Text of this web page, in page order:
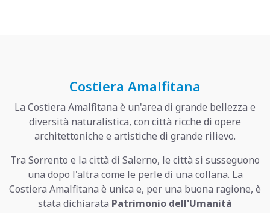
Costiera Amalfitana
La Costiera Amalfitana è un'area di grande bellezza e
diversità naturalistica, con città ricche di opere
architettoniche e artistiche di grande rilievo.
Tra Sorrento e la città di Salerno, le città si susseguono
una dopo l'altra come le perle di una collana. La
Costiera Amalfitana è unica e, per una buona ragione, è
stata dichiarata Patrimonio dell'Umanità